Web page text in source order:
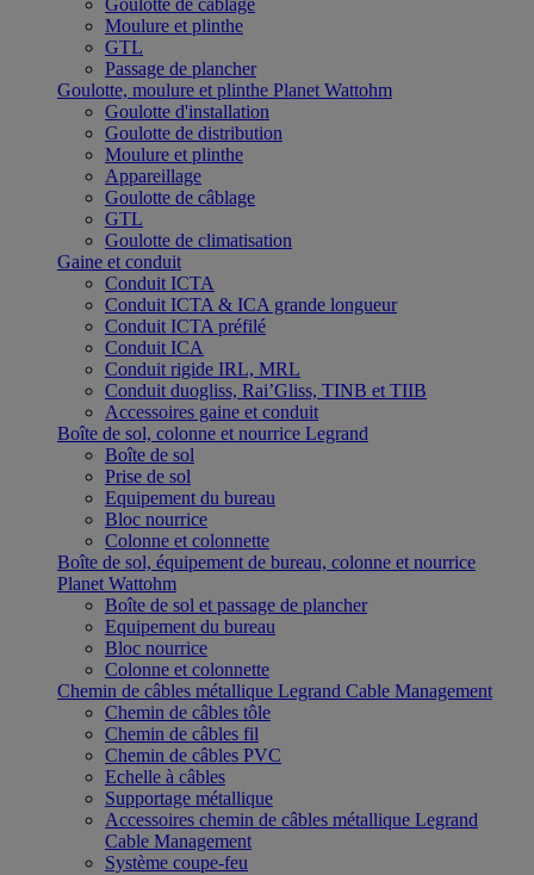
Goulotte de câblage
Moulure et plinthe
GTL
Passage de plancher
Goulotte, moulure et plinthe Planet Wattohm
Goulotte d'installation
Goulotte de distribution
Moulure et plinthe
Appareillage
Goulotte de câblage
GTL
Goulotte de climatisation
Gaine et conduit
Conduit ICTA
Conduit ICTA & ICA grande longueur
Conduit ICTA préfilé
Conduit ICA
Conduit rigide IRL, MRL
Conduit duogliss, Rai’Gliss, TINB et TIIB
Accessoires gaine et conduit
Boîte de sol, colonne et nourrice Legrand
Boîte de sol
Prise de sol
Equipement du bureau
Bloc nourrice
Colonne et colonnette
Boîte de sol, équipement de bureau, colonne et nourrice
Planet Wattohm
Boîte de sol et passage de plancher
Equipement du bureau
Bloc nourrice
Colonne et colonnette
Chemin de câbles métallique Legrand Cable Management
Chemin de câbles tôle
Chemin de câbles fil
Chemin de câbles PVC
Echelle à câbles
Supportage métallique
Accessoires chemin de câbles métallique Legrand
Cable Management
Système coupe-feu